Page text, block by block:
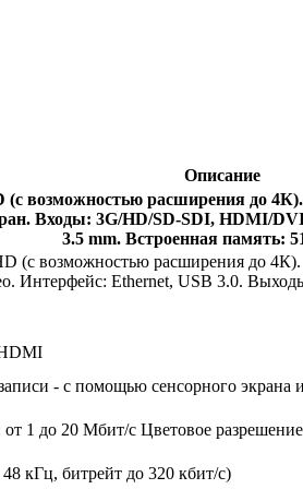
Описание
(с возможностью расширения до
Входы: 3G/HD/SD-SDI, HDMI/
3.5 mm. Встроенная память:
(с возможностью расширения до
Ethernet, USB 3.0.
- с помощью сенсорного экрана
1 до 20 Мбит/с Цветовое
кГц, битрейт до 320 кбит/с)